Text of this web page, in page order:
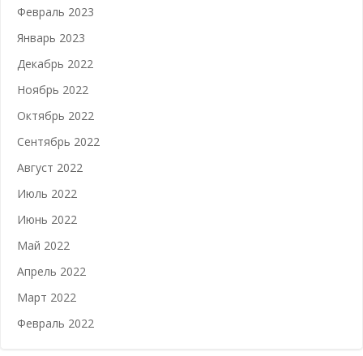
Февраль 2023
Январь 2023
Декабрь 2022
Ноябрь 2022
Октябрь 2022
Сентябрь 2022
Август 2022
Июль 2022
Июнь 2022
Май 2022
Апрель 2022
Март 2022
Февраль 2022